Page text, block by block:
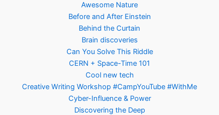
Awesome Nature
Before and After Einstein
Behind the Curtain
Brain discoveries
Can You Solve This Riddle
CERN + Space-Time 101
Cool new tech
Creative Writing Workshop #CampYouTube #WithMe
Cyber-Influence & Power
Discovering the Deep